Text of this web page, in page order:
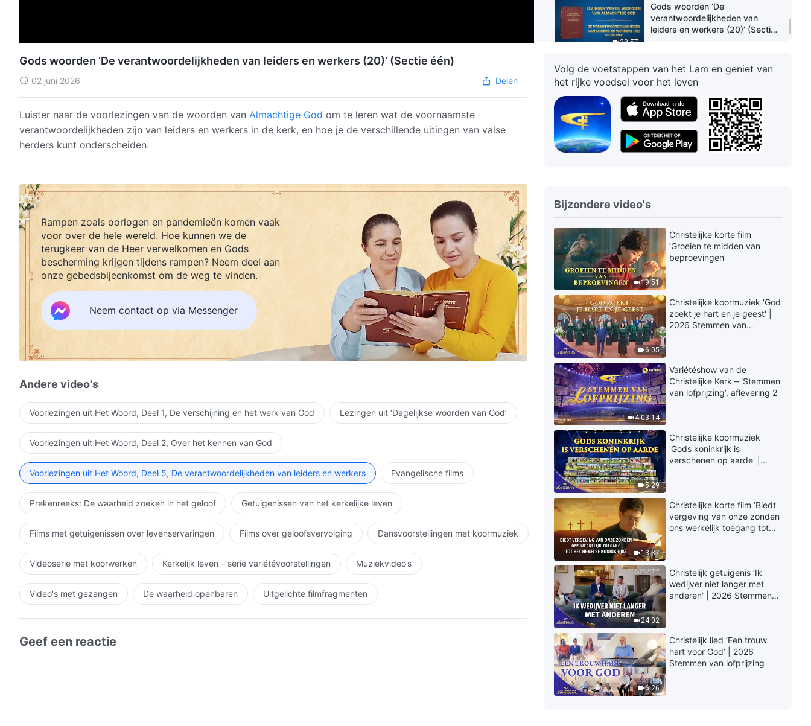
28:57
Gods woorden ‘De
verantwoordelijkheden van
leiders en werkers (20)’ (Sectie
33:19
Gods woorden ‘De
verantwoordelijkheden van
vijf)
Gods woorden ‘De
verantwoordelijkheden van
Gods woorden ‘De verantwoordelijkheden van leiders en werkers (20)’ (Sectie één)
02 juni 2026 Delen
Luister naar de voorlezingen van de woorden van Almachtige God om te leren wat de voornaamste
verantwoordelijkheden zijn van leiders en werkers in de kerk, en hoe je de verschillende uitingen van valse
herders kunt onderscheiden.
Rampen zoals oorlogen en pandemieën komen vaak
voor over de hele wereld. Hoe kunnen we de
terugkeer van de Heer verwelkomen en Gods
bescherming krijgen tijdens rampen? Neem deel aan
onze gebedsbijeenkomst om de weg te vinden.
Neem contact op via Messenger
Andere video's
Voorlezingen uit Het Woord, Deel 1, De verschijning en het werk van God Lezingen uit ‘Dagelijkse woorden van God’
Voorlezingen uit Het Woord, Deel 2, Over het kennen van God
Voorlezingen uit Het Woord, Deel 5, De verantwoordelijkheden van leiders en werkers Evangelische films
Prekenreeks: De waarheid zoeken in het geloof Getuigenissen van het kerkelijke leven
Films met getuigenissen over levenservaringen Films over geloofsvervolging Dansvoorstellingen met koormuziek
Videoserie met koorwerken Kerkelijk leven – serie variétévoorstellingen Muziekvideo’s
Video's met gezangen De waarheid openbaren Uitgelichte filmfragmenten
Geef een reactie
Volg de voetstappen van het Lam en geniet van
het rijke voedsel voor het leven
Bijzondere video's
19:51
Christelijke korte film
‘Groeien te midden van
beproevingen’
6:05
Christelijke koormuziek 'God
zoekt je hart en je geest' |
2026 Stemmen van
4:03:14
Variétéshow van de
Christelijke Kerk – ‘Stemmen
van lofprijzing’, aflevering 2
5:29
Christelijke koormuziek
'Gods koninkrijk is
verschenen op aarde' |
13:37
Christelijke korte film ‘Biedt
vergeving van onze zonden
ons werkelijk toegang tot
24:02
Christelijk getuigenis ‘Ik
wedijver niet langer met
anderen’ | 2026 Stemmen
6:26
Christelijk lied ‘Een trouw
hart voor God’ | 2026
Stemmen van lofprijzing